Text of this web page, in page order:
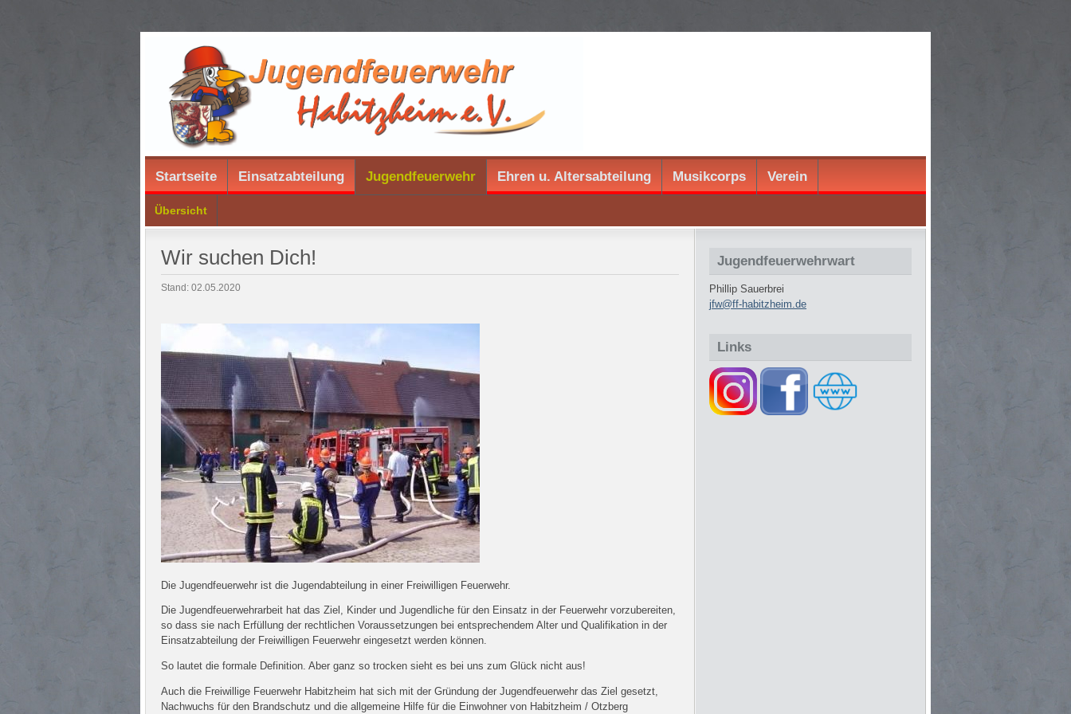
Startseite Einsatzabteilung Jugendfeuerwehr Ehren u. Altersabteilung Musikcorps Verein
Übersicht
Wir suchen Dich!
Stand: 02.05.2020
Die Jugendfeuerwehr ist die Jugendabteilung in einer Freiwilligen Feuerwehr.
Die Jugendfeuerwehrarbeit hat das Ziel, Kinder und Jugendliche für den Einsatz in der Feuerwehr vorzubereiten,
so dass sie nach Erfüllung der rechtlichen Voraussetzungen bei entsprechendem Alter und Qualifikation in der
Einsatzabteilung der Freiwilligen Feuerwehr eingesetzt werden können.
So lautet die formale Definition. Aber ganz so trocken sieht es bei uns zum Glück nicht aus!
Auch die Freiwillige Feuerwehr Habitzheim hat sich mit der Gründung der Jugendfeuerwehr das Ziel gesetzt,
Nachwuchs für den Brandschutz und die allgemeine Hilfe für die Einwohner von Habitzheim / Otzberg
Jugendfeuerwehrwart
Phillip Sauerbrei
jfw@ff-habitzheim.de
Links